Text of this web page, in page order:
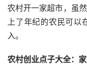
农村开一家超市，虽
上了年纪的农民可以
入。
农村创业点子大全：